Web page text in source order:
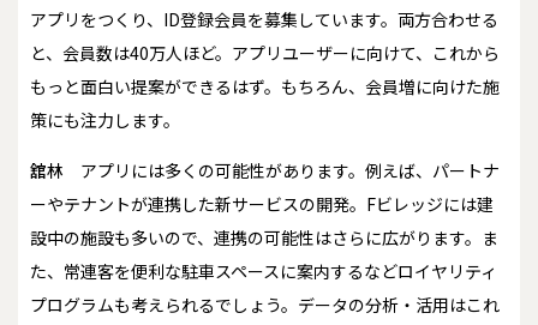
アプリをつくり、ID登録会員を募集しています。両方合わせる
と、会員数は40万人ほど。アプリユーザーに向けて、これから
もっと面白い提案ができるはず。もちろん、会員増に向けた施
策にも注力します。
舘林
アプリには多くの可能性があります。例えば、パートナ
ーやテナントが連携した新サービスの開発。Fビレッジには建
設中の施設も多いので、連携の可能性はさらに広がります。ま
た、常連客を便利な駐車スペースに案内するなどロイヤリティ
プログラムも考えられるでしょう。データの分析・活用はこれ